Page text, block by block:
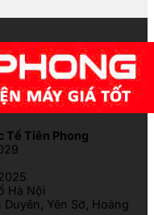
Tế Tiên Phong
Hà Nội
Duyên, Yên Sở, Hoàng